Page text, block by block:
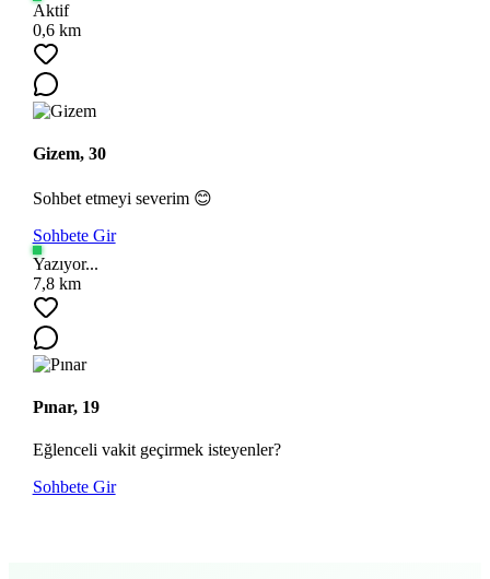
Aktif
0,6 km
Gizem, 30
Sohbet etmeyi severim 😊
Sohbete Gir
Yazıyor...
7,8 km
Pınar, 19
Eğlenceli vakit geçirmek isteyenler?
Sohbete Gir